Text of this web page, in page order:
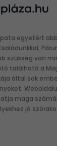
egyetért
szükség van
található a
által sok
maga
jó